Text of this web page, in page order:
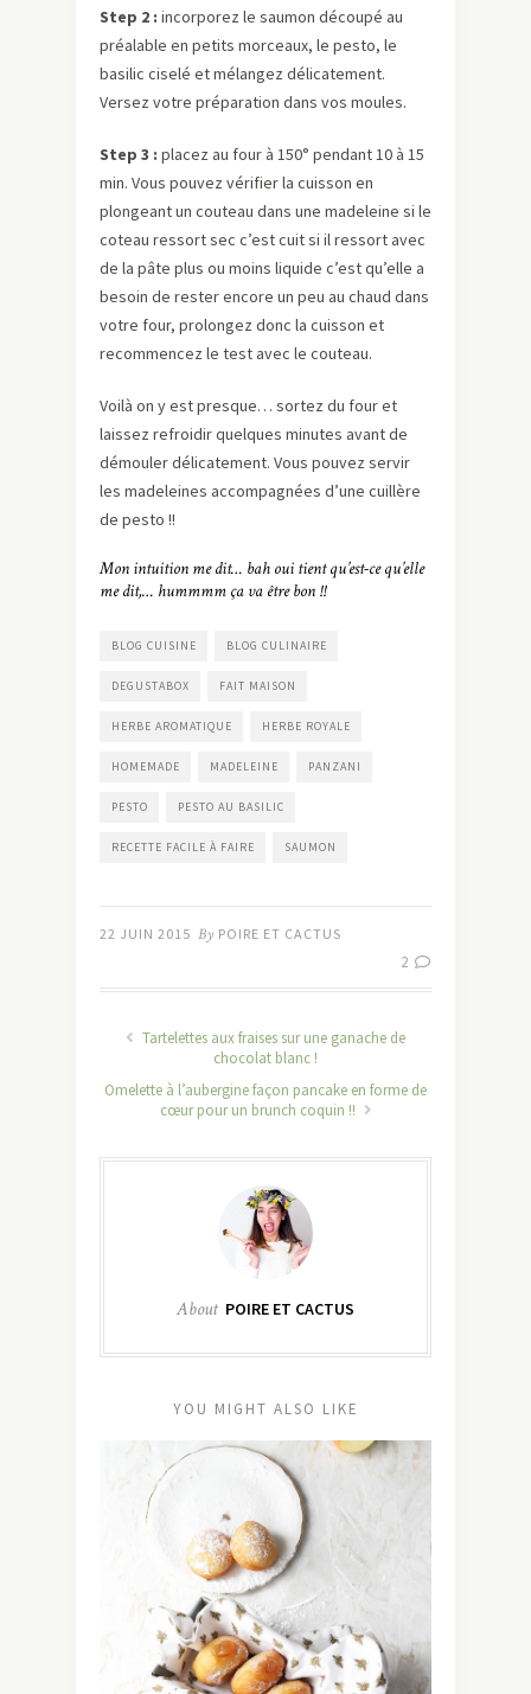
Step 2 : incorporez le saumon découpé au
préalable en petits morceaux, le pesto, le
basilic ciselé et mélangez délicatement.
Versez votre préparation dans vos moules.
Step 3 : placez au four à 150° pendant 10 à 15
min. Vous pouvez vérifier la cuisson en
plongeant un couteau dans une madeleine si le
coteau ressort sec c’est cuit si il ressort avec
de la pâte plus ou moins liquide c’est qu’elle a
besoin de rester encore un peu au chaud dans
votre four, prolongez donc la cuisson et
recommencez le test avec le couteau.
Voilà on y est presque… sortez du four et
laissez refroidir quelques minutes avant de
démouler délicatement. Vous pouvez servir
les madeleines accompagnées d’une cuillère
de pesto !!
Mon intuition me dit… bah oui tient qu’est-ce qu’elle
me dit,… hummmm ça va être bon !!
BLOG CUISINE BLOG CULINAIRE
DEGUSTABOX FAIT MAISON
HERBE AROMATIQUE HERBE ROYALE
HOMEMADE MADELEINE PANZANI
PESTO PESTO AU BASILIC
RECETTE FACILE À FAIRE SAUMON
22 JUIN 2015 By POIRE ET CACTUS
2
Tartelettes aux fraises sur une ganache de
chocolat blanc !
Omelette à l’aubergine façon pancake en forme de
cœur pour un brunch coquin !!
About POIRE ET CACTUS
YOU MIGHT ALSO LIKE